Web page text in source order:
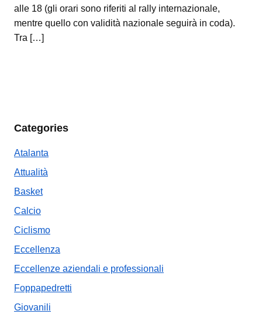
alle 18 (gli orari sono riferiti al rally internazionale,
mentre quello con validità nazionale seguirà in coda).
Tra […]
Categories
Atalanta
Attualità
Basket
Calcio
Ciclismo
Eccellenza
Eccellenze aziendali e professionali
Foppapedretti
Giovanili